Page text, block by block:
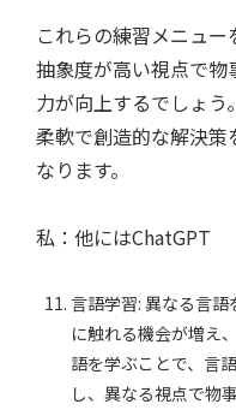
これらの練習メニュー
抽象度が高い視点で
力が向上するでしょう
柔軟で創造的な解決
なります。
私：他にはChatGPT
言語学習: 異なる言
に触れる機会が増え
語を学ぶことで、言
し、異なる視点で物